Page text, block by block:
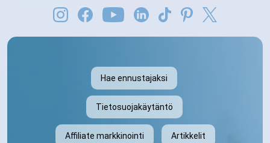
Hae ennustajaksi
Tietosuojakäytäntö
Affiliate markkinointi Artikkelit